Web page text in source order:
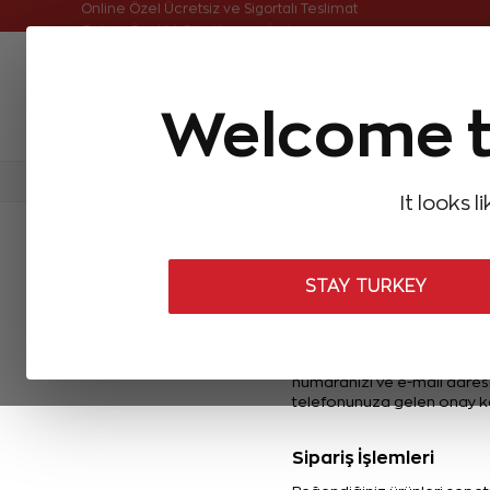
Welcome
It looks
STAY TURKEY
Online Özel Ücretsiz ve Sigortalı Teslimat
Aynı Gün Kargo Çok Satanlar
Zenpirlanta.com’a üye
numaranızı ve e-mail
telefonunuza gelen onay
Sipariş İşlemleri